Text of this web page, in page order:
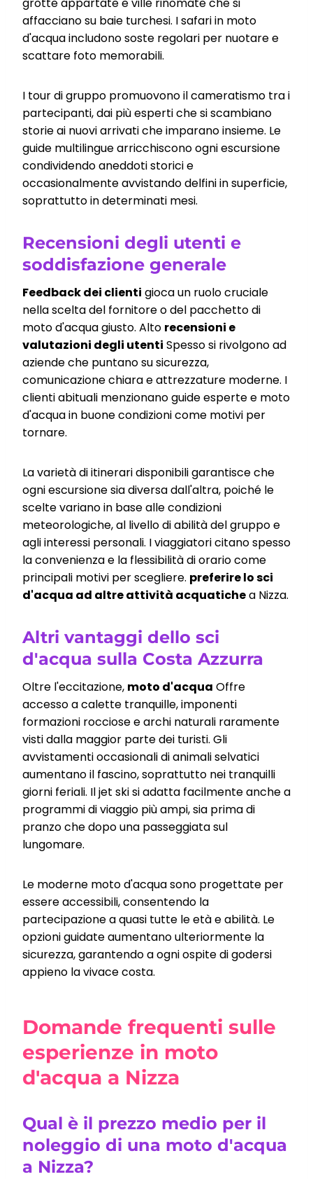
grotte appartate e ville rinomate che si
affacciano su baie turchesi. I safari in moto
d'acqua includono soste regolari per nuotare e
scattare foto memorabili.
I tour di gruppo promuovono il cameratismo tra i
partecipanti, dai più esperti che si scambiano
storie ai nuovi arrivati che imparano insieme. Le
guide multilingue arricchiscono ogni escursione
condividendo aneddoti storici e
occasionalmente avvistando delfini in superficie,
soprattutto in determinati mesi.
Recensioni degli utenti e
soddisfazione generale
Feedback dei clienti gioca un ruolo cruciale
nella scelta del fornitore o del pacchetto di
moto d'acqua giusto. Alto recensioni e
valutazioni degli utenti Spesso si rivolgono ad
aziende che puntano su sicurezza,
comunicazione chiara e attrezzature moderne. I
clienti abituali menzionano guide esperte e moto
d'acqua in buone condizioni come motivi per
tornare.
La varietà di itinerari disponibili garantisce che
ogni escursione sia diversa dall'altra, poiché le
scelte variano in base alle condizioni
meteorologiche, al livello di abilità del gruppo e
agli interessi personali. I viaggiatori citano spesso
la convenienza e la flessibilità di orario come
principali motivi per scegliere. preferire lo sci
d'acqua ad altre attività acquatichea Nizza.
Altri vantaggi dello sci
d'acqua sulla Costa Azzurra
Oltre l'eccitazione, moto d'acqua Offre
accesso a calette tranquille, imponenti
formazioni rocciose e archi naturali raramente
visti dalla maggior parte dei turisti. Gli
avvistamenti occasionali di animali selvatici
aumentano il fascino, soprattutto nei tranquilli
giorni feriali. Il jet ski si adatta facilmente anche a
programmi di viaggio più ampi, sia prima di
pranzo che dopo una passeggiata sul
lungomare.
Le moderne moto d'acqua sono progettate per
essere accessibili, consentendo la
partecipazione a quasi tutte le età e abilità. Le
opzioni guidate aumentano ulteriormente la
sicurezza, garantendo a ogni ospite di godersi
appieno la vivace costa.
Domande frequenti sulle
esperienze in moto
d'acqua a Nizza
Qual è il prezzo medio per il
noleggio di una moto d'acqua
a Nizza?